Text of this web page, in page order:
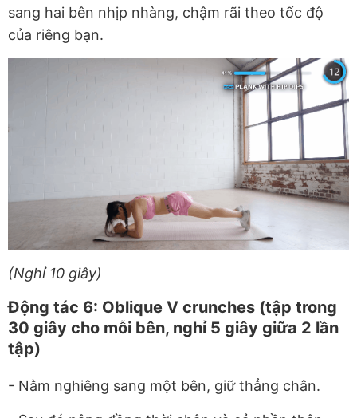
sang hai bên nhịp nhàng, chậm rãi theo tốc độ
của riêng bạn.
(Nghỉ 10 giây)
Động tác 6: Oblique V crunches (tập trong
30 giây cho mỗi bên, nghỉ 5 giây giữa 2 lần
tập)
- Nằm nghiêng sang một bên, giữ thẳng chân.